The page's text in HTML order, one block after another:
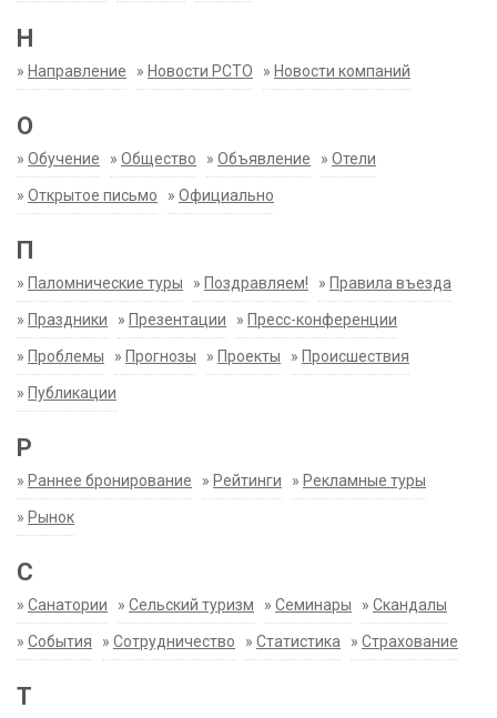
Н
» Направление » Новости РСТО » Новости компаний
О
» Обучение » Общество » Объявление » Отели
» Открытое письмо » Официально
П
» Паломнические туры » Поздравляем! » Правила въезда
» Праздники » Презентации » Пресс-конференции
» Проблемы » Прогнозы » Проекты » Происшествия
» Публикации
Р
» Раннее бронирование » Рейтинги » Рекламные туры
» Рынок
С
» Санатории » Сельский туризм » Семинары » Скандалы
» События » Сотрудничество » Статистика » Страхование
Т